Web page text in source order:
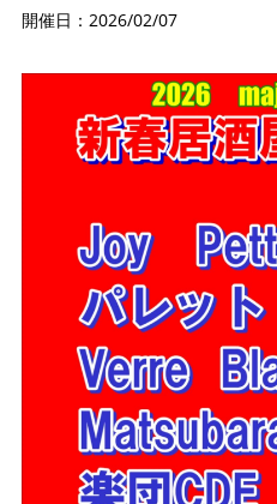
開催日：2026/02/07